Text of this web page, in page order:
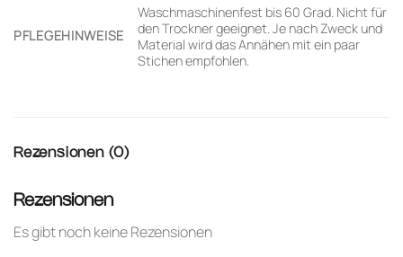
PFLEGEHINWEISE
Waschmaschinenfest bis 60 Grad. Nicht für
den Trockner geeignet. Je nach Zweck und
Material wird das Annähen mit ein paar
Stichen empfohlen.
Rezensionen (0)
Rezensionen
Es gibt noch keine Rezensionen